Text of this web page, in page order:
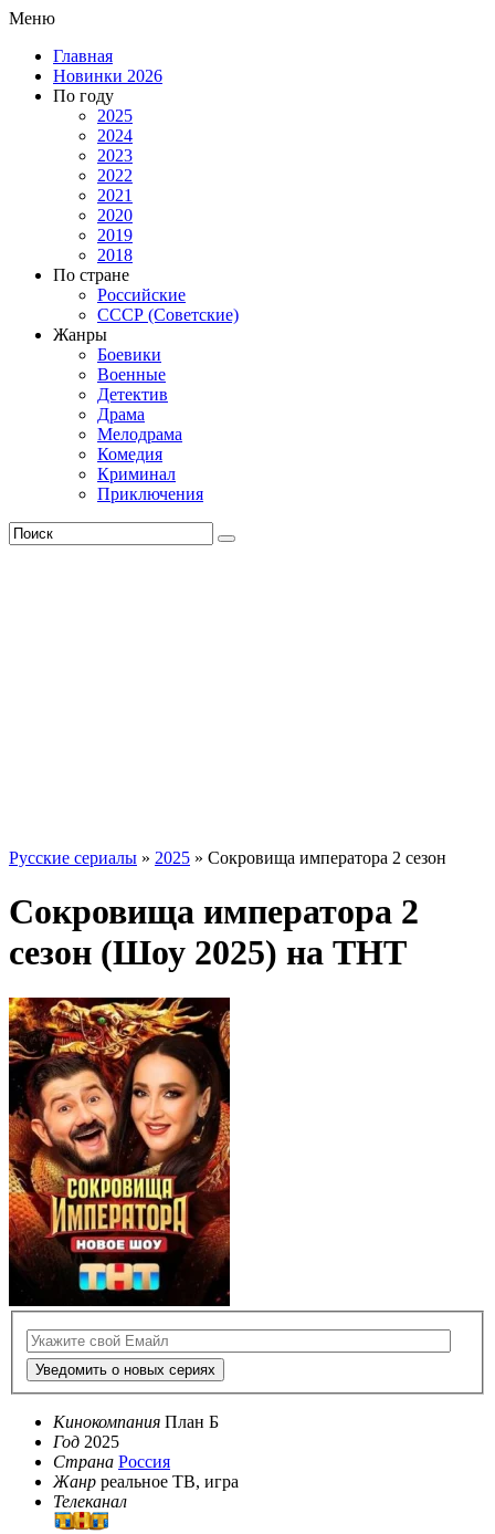
Меню
Главная
Новинки 2026
По году
2025
2024
2023
2022
2021
2020
2019
2018
По стране
Российские
СССР (Советские)
Жанры
Боевики
Военные
Детектив
Драма
Мелодрама
Комедия
Криминал
Приключения
Русские сериалы » 2025 » Сокровища императора 2 сезон
Сокровища императора 2
сезон (Шоу 2025) на ТНТ
Уведомить о новых сериях
Кинокомпания План Б
Год 2025
Страна Россия
Жанр реальное ТВ, игра
Телеканал